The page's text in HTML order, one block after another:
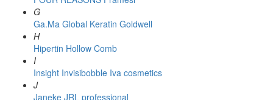
G
Ga.Ma Global Keratin Goldwell
H
Hipertin Hollow Comb
I
Insight Invisibobble Iva cosmetics
J
Janeke JRL professional